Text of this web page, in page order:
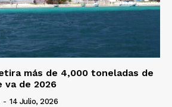
más de 4,000 toneladas de
va de 2026
- 14 Julio, 2026